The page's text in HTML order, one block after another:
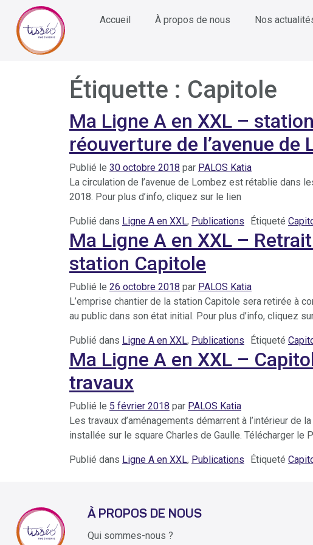
Accueil À propos de nous Nos
Étiquette : Capitole
Ma Ligne A en XXL –
réouverture de l’avenue de
Publié le 30 octobre 2018 par PALOS Katia
La circulation de l’avenue de Lombez est rétablie dans
2018. Pour plus d’info, cliquez sur le lien
Publié dans Ligne A en XXL, Publications Étiqueté
Ma Ligne A en XXL –
station Capitole
Publié le 26 octobre 2018 par PALOS Katia
L’emprise chantier de la station Capitole sera retirée à
au public dans son état initial. Pour plus d’info, cliquez
Publié dans Ligne A en XXL, Publications Étiqueté
Ma Ligne A en XXL –
travaux
Publié le 5 février 2018 par PALOS Katia
Les travaux d’aménagements démarrent à l’intérieur de
installée sur le square Charles de Gaulle. Télécharger le
Publié dans Ligne A en XXL, Publications Étiqueté
À PROPOS DE NOUS
Qui sommes-nous ?